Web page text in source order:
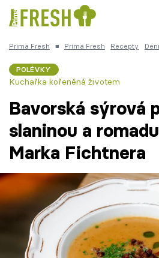
Česká kuchyně Čokoláda
Témata
Recepty
Články
TV Program
Prima Fresh ■ Prima Fresh Recepty
POLÉVKY
Kuchařka kořeněná životem
Bavorská sýrová
slaninou a
Marka Fichtnera